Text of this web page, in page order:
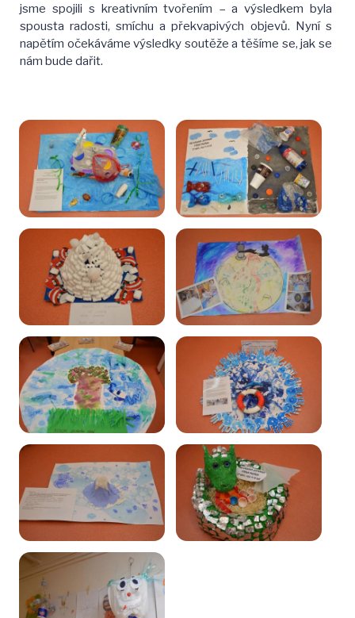
jsme spojili s kreativním tvořením – a výsledkem byla
spousta radosti, smíchu a překvapivých objevů. Nyní s
napětím očekáváme výsledky soutěže a těšíme se, jak se
nám bude dařit.